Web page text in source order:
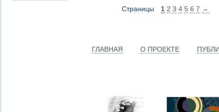
Страницы 1 2 3 4 5 6 7 →
ГЛАВНАЯ О ПРОЕКТЕ